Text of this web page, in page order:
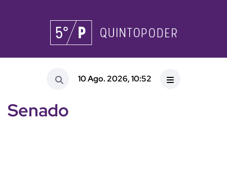
10 Ago. 2026, 10:52
Senado